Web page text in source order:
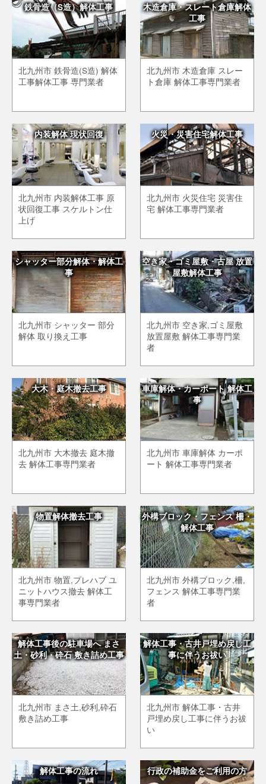
鉄骨造（S造）解体工事
北九州市 鉄骨造(S造) 解体
工事解体工事 専門業者
木造倉庫・スレート倉庫解体
工事
北九州市 木造倉庫 スレー
ト倉庫 解体工事専門業者
内装解体 現状回復
北九州市 内装解体工事 原
状回復工事 スケルトン仕
上げ
火災・災害住宅解体工事
北九州市 火災住宅 災害住
宅 解体工事専門業者
シャッター部分解体・解体工
事
北九州市 シャッター 部分
解体 取り換え工事
空き家・ゴミ屋敷・古屋 放置
屋敷解体工事
北九州市 空き家,ゴミ屋敷
放置屋敷 解体工事専門業
者
大木・庭木撤去工事
北九州市 大木撤去 庭木撤
去 解体工事専門業者
車庫解体・カーポート 解体工
事
北九州市 車庫解体 カーポ
ート 解体工事専門業者
物置解体撤去工事
北九州市 物置,プレハブ ユ
ニットハウス撤去 解体工
事専門業者
外構ブロック・フェンス 柵・
解体工事
北九州市 外構ブロック,柵,
フェンス 解体工事専門業
者
解体工事後の駐車場へ まさ
土・砂利・砕石 敷き詰め工事
北九州市 まさ土,砂利,砕石
敷き詰め工事
解体工事・古井戸埋め戻し工
事に伴うお祓い
北九州市 解体工事・古井
戸埋め戻し工事に伴うお祓
い
解体工事の流れ 行政の補助金をご利用の方